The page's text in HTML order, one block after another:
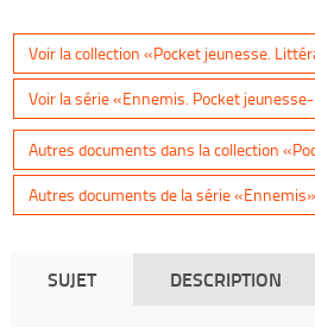
Voir la collection «Pocket jeunesse.
Voir la série «Ennemis. Pocket
Autres documents dans la collection
Autres documents de la série «Ennemis»
SUJET DESCRIPTION